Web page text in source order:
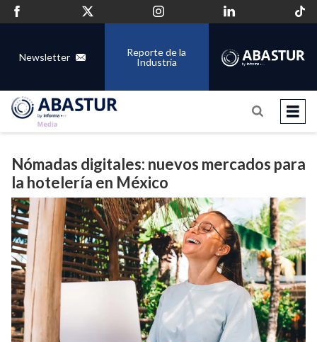
Newsletter
Reporte de la
Industria
Nómadas digitales: nuevos mercados para
la hotelería en México